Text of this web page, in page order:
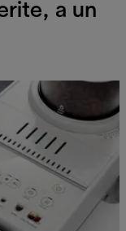
a un